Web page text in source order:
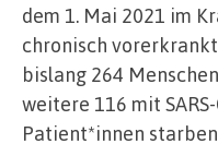
dem 1. Mai 2021 im
chronisch
bislang 264
weitere 116 mit
Patient*innen